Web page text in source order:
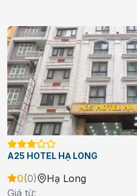
SONG ANH TUẦN CHÂU HOTEL
0(0)
Hạ Long
Giá từ: